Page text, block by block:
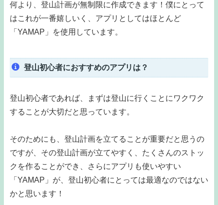
何より、登山計画が無制限に作成できます！僕にとって
はこれが一番嬉しいく、アプリとしてはほとんど
「YAMAP」を使用しています。
登山初心者におすすめのアプリは？
登山初心者であれば、まずは登山に行くことにワクワク
することが大切だと思っています。
そのためにも、登山計画を立てることが重要だと思うの
ですが、その登山計画が立てやすく、たくさんのストッ
クを作ることができ、さらにアプリも使いやすい
「YAMAP」が、登山初心者にとっては最適なのではない
かと思います！